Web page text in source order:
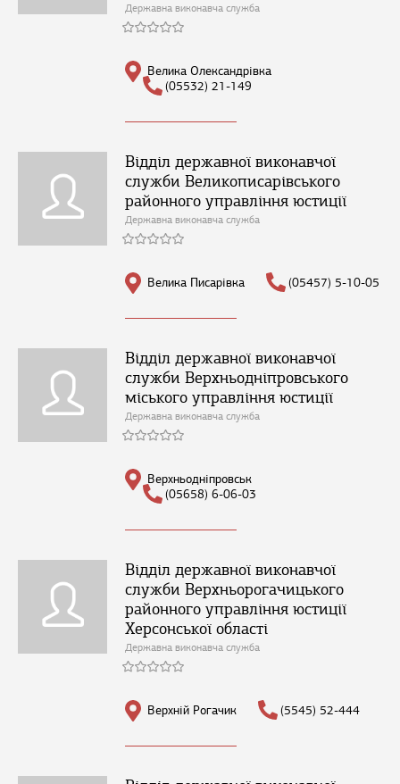
Державна виконавча служба
Велика Олександрівка
(05532) 21-149
Відділ державної виконавчої
служби Великописарівського
районного управління юстиції
Державна виконавча служба
Велика Писарівка (05457) 5-10-05
Відділ державної виконавчої
служби Верхньодніпровського
міського управління юстиції
Державна виконавча служба
Верхньодніпровськ
(05658) 6-06-03
Відділ державної виконавчої
служби Верхньорогачицького
районного управління юстиції
Херсонської області
Державна виконавча служба
Верхній Рогачик (5545) 52-444